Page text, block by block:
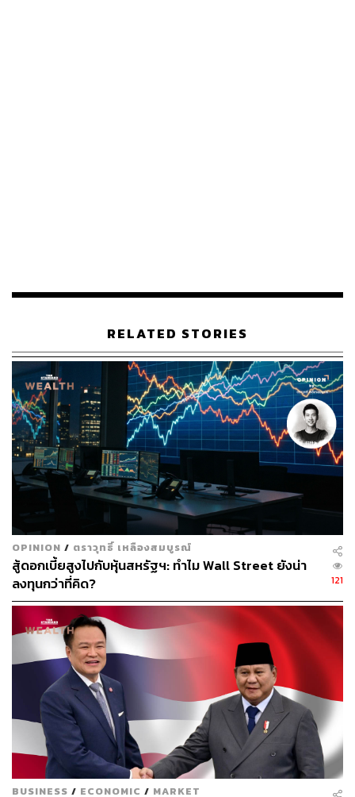
ตั้งแต่ปี 2020 ที่แผนกแมสมาร์เก็ตของ L’Oréal ซึ่งผลิตสินค้า
ทั้งนี้ คาดการณ์ว่าบริษัทขนาดใหญ่ที่มีผลิตภัณฑ์หลากหลาย
ในราคาที่แตกต่างกัน จะช่วยลดผลกระทบทางการเงินได้
ด้าน Nicolas Hieronimus ซีอีโอของ L’Oréal กล่าวว่า เขา
สังเกตเห็นว่าผลิตภัณฑ์ของ Yves Saint Laurent จะยังคงขาย
ดี รวมถึง Maybelline และ L’Oréal Paris เนื่องจากมีราคาที่
เข้าถึงง่าย ขณะที่ภาพรวมตลาดความงามเติบโต 6% ในแง่
ของมูลค่า เขาสังเกตเห็นว่า L’Oré al ขยายตัวเป็น 2 เท่า และ
มองว่าธุรกิจที่กำลังประสบปัญหามากที่สุด คือไม่มีความ
หลากหลายของผลิตภัณฑ์
หากย้อนกลับไปในช่วงยุคเศรษฐกิจสดใส ผลิตภัณฑ์ดูแลผิว
พรรณและเส้นผมระดับพรีเมียมกำลังเติบโตอย่างรวดเร็ว ซึ่ง
รวมถึง Unilever มีอัตราการเติบโตเป็นตัวเลข 2 หลักใน
ไตรมาสที่ 2 โดยกลุ่มสินค้าอุปโภคบริโภคจำนวนมากกำลัง
พยายามหากลุยทธ์ใหม่ๆ เพื่อเพิ่มผลกำไร
ก่อนหน้านี้ Nestle และ Unilever ได้ทดลองใช้กลยุทธ์การ
เพิ่มมูลค่าโปรดักต์ในแง่ของการเพิ่มประสิทธิภาพ จึงทำให้
ผลิตภัณฑ์มีราคาสูงขึ้น แต่กลยุทธ์ดังกล่าวอาจไม่ได้ประสบ
ความสำเร็จเสมอไป เห็นได้จากยอดขายฝั่งกาแฟ Nespresso
ระดับพรีเมียมของ Nestle ลดลงในปี 2022 โดยบริษัทยอมรับ
ว่าลูกค้ากำลังเลือกซื้อผลิตภัณฑ์ที่ถูกกว่า
RELATED STORIES
OPINION / ตราวุทธิ์ เหลืองสมบูรณ์
สู้ดอกเบี้ยสูงไปกับหุ้นสหรัฐฯ: ทำไม Wall Street ยังน่า
ลงทุนกว่าที่คิด?
121
BUSINESS / ECONOMIC / MARKET